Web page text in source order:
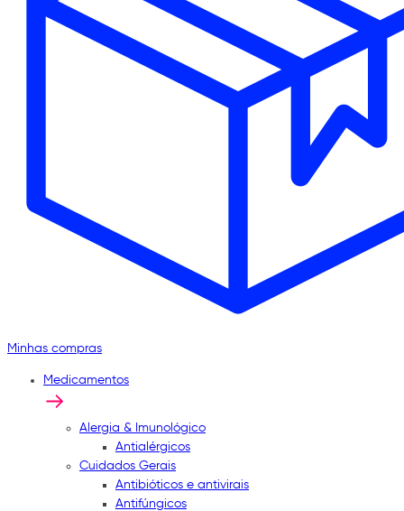
Minhas compras
Medicamentos
Alergia & Imunológico
Antialérgicos
Cuidados Gerais
Antibióticos e antivirais
Antifúngicos